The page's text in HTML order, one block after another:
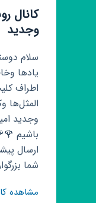
کانال
وجدید
سلام
یادها
اطراف
المثل‌ها
وجدید
ارسال
شما
مشاهده